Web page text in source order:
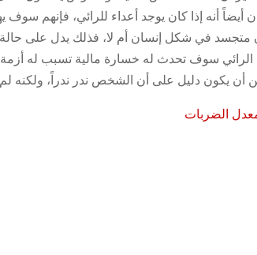
أنه إذا كان يوجد أعداء للرائي، فإنهم
متجسد في شكل إنسان أم لا، فذلك يدل على حالة
سوف تحدث له خسارة مالية تسبب له أزمة
يكون دليل على أن الشخص ندر ندراً، ولكنه لم
الضربات